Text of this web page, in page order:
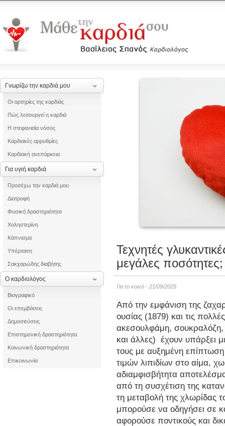
Γνωρίζω την καρδιά μου
Οι αρτηρίες της καρδιάς
Πώς λειτουργεί η καρδιά
Η στεφανιαία νόσος
Καρδιακές αρρυθμίες
Καρδιακή ανεπάρκεια
Για υγιή καρδιά
Προσέχω την καρδιά μου
Διατροφή
Φυσική δραστηριότητα
Χοληστερίνη
Κάπνισμα
Υπέρταση
Σακχαρώδης διαβήτης
Ο καρδιολόγος
Βιογραφικό
Οι επεμβάσεις
Δημοσιεύσεις
Επιστημονική δραστηριότητα
Κοινωνική δραστηριότητα
Επικοινωνία
Τεχνητές
μεγάλες ποσότητες;
Για το κοινό - 21/09/2025
Από την εμφάνιση της
ουσίας (1879) και τις
ακεσουλφάμη, σουκραλόζη,
και άλλες) έχουν υπάρξει
τους με αυξημένη
τιμών λιπιδίων στο αίμα,
αδιαμφισβήτητα
από τη συσχέτιση της
τη μεταβολή της χλωρίδας
μπορούσε να οδηγήσει σε
αφορούσε ποντικούς και